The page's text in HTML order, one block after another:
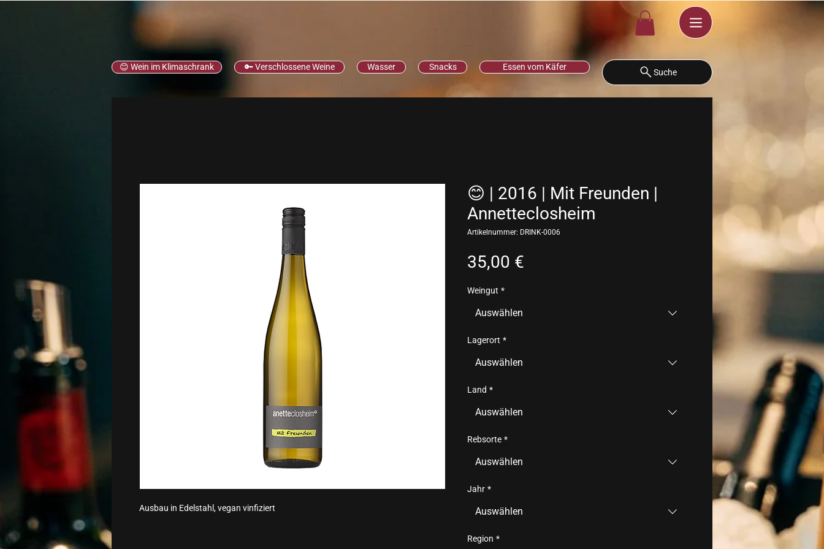
😊 Wein im Klimaschrank 🔑 Verschlossene Weine Wasser Snacks Essen vom Käfer
Suche
Ausbau in Edelstahl, vegan vinfiziert
😊 | 2016 | Mit Freunden |
Annetteclosheim
Artikelnummer: DRINK-0006
35,00 €
Weingut *
Auswählen
Lagerort *
Auswählen
Land *
Auswählen
Rebsorte *
Auswählen
Jahr *
Auswählen
Region *